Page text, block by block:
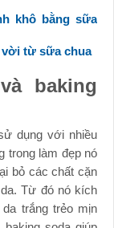
khô bằng sữa
vời từ sữa chua
baking
dụng với nhiều
trong làm đẹp nó
bỏ các chất cặn
Từ đó nó kích
trắng trẻo mịn